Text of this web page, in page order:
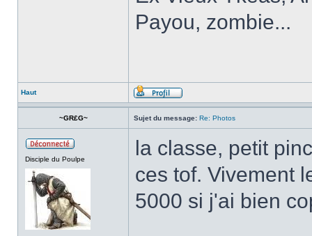
Payou, zombie...
Haut
~GR£G~ Sujet du message: Re: Photos
Disciple du Poulpe
la classe, petit
ces tof. Vivement
5000 si j'ai bien